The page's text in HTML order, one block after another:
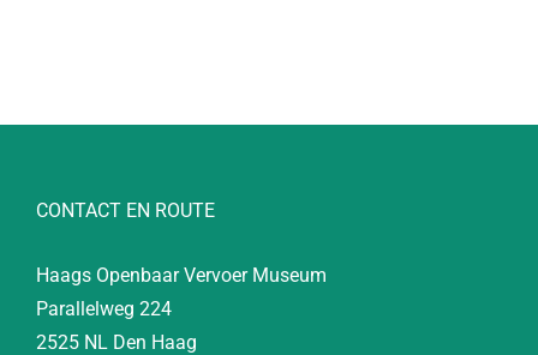
CONTACT EN ROUTE
Haags Openbaar Vervoer Museum
Parallelweg 224
2525 NL Den Haag